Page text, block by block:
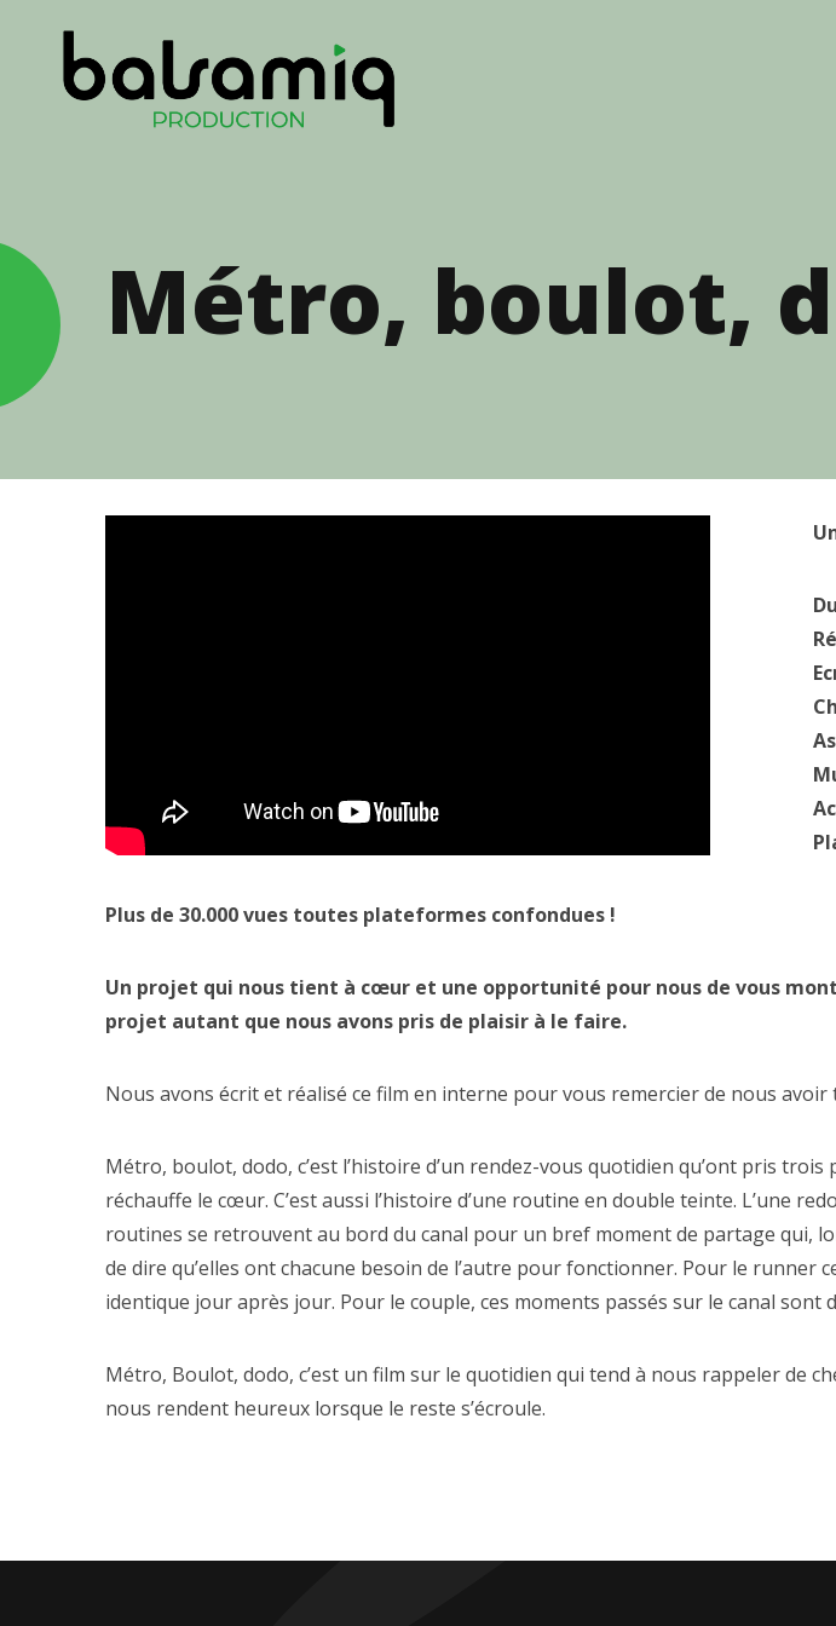
Métro, boulot,
Plus de 30.000 vues toutes plateformes confondues !
Un projet qui nous tient à cœur et une opportunité pour nous de vous
projet autant que nous avons pris de plaisir à le faire.
Nous avons écrit et réalisé ce film en interne pour vous remercier de nous
Métro, boulot, dodo, c’est l’histoire d’un rendez-vous quotidien qu’ont pris
réchauffe le cœur. C’est aussi l’histoire d’une routine en double teinte. L’une
routines se retrouvent au bord du canal pour un bref moment de partage qui,
de dire qu’elles ont chacune besoin de l’autre pour fonctionner. Pour le
identique jour après jour. Pour le couple, ces moments passés sur le canal sont
Métro, Boulot, dodo, c’est un film sur le quotidien qui tend à nous rappeler de
nous rendent heureux lorsque le reste s’écroule.